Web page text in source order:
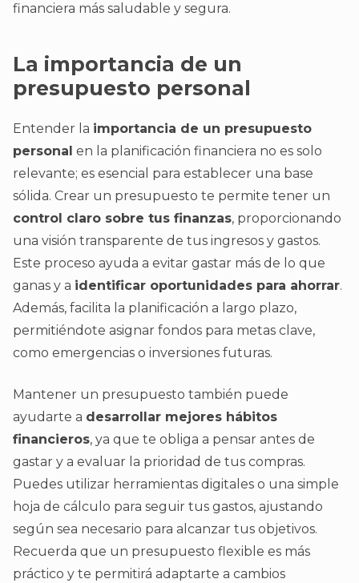
financiera más saludable y segura.
La importancia de un
presupuesto personal
Entender la importancia de un presupuesto
personal en la planificación financiera no es solo
relevante; es esencial para establecer una base
sólida. Crear un presupuesto te permite tener un
control claro sobre tus finanzas, proporcionando
una visión transparente de tus ingresos y gastos.
Este proceso ayuda a evitar gastar más de lo que
ganas y a identificar oportunidades para ahorrar.
Además, facilita la planificación a largo plazo,
permitiéndote asignar fondos para metas clave,
como emergencias o inversiones futuras.
Mantener un presupuesto también puede
ayudarte a desarrollar mejores hábitos
financieros, ya que te obliga a pensar antes de
gastar y a evaluar la prioridad de tus compras.
Puedes utilizar herramientas digitales o una simple
hoja de cálculo para seguir tus gastos, ajustando
según sea necesario para alcanzar tus objetivos.
Recuerda que un presupuesto flexible es más
práctico y te permitirá adaptarte a cambios